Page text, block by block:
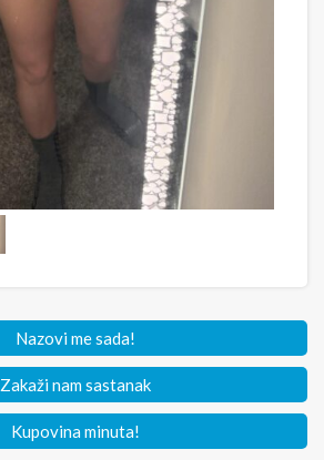
Nazovi me sada!
Zakaži nam sastanak
Kupovina minuta!